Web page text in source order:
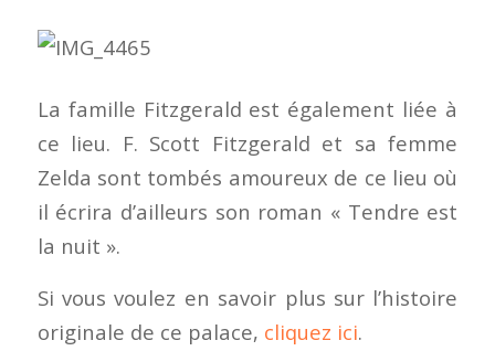
La famille Fitzgerald est également liée à
ce lieu. F. Scott Fitzgerald et sa femme
Zelda sont tombés amoureux de ce lieu où
il écrira d’ailleurs son roman « Tendre est
la nuit ».
Si vous voulez en savoir plus sur l’histoire
originale de ce palace, cliquez ici.